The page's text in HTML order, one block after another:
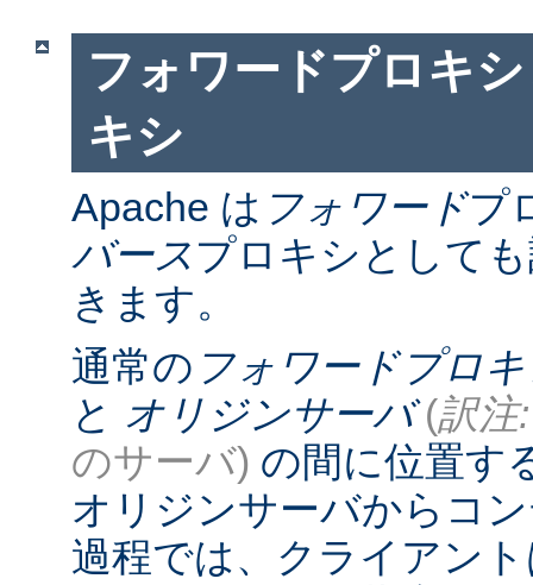
フォワードプロキ
キシ
Apache は フォワードプ
バースプロキシとして
きます。
通常の フォワードプロ
と オリジンサーバ (訳注:
のサーバ) の間に位置す
オリジンサーバからコ
過程では、クライアン